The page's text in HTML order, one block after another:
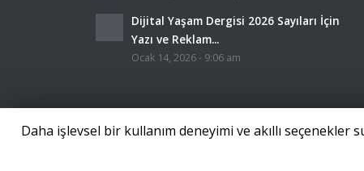
Dijital Yaşam Dergisi 2026 Sayıları İçin
Yazı ve Reklam...
Ocak 14, 2026 - 9:06 am
Daha işlevsel bir kullanım deneyimi ve akıllı